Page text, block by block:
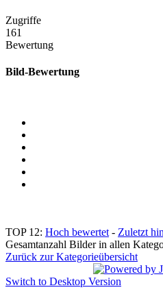
Zugriffe
161
Bewertung
Bild-Bewertung
TOP 12: Hoch bewertet - Zuletzt
Gesamtanzahl Bilder in allen
Zurück zur Kategorieübersicht
Switch to Desktop Version